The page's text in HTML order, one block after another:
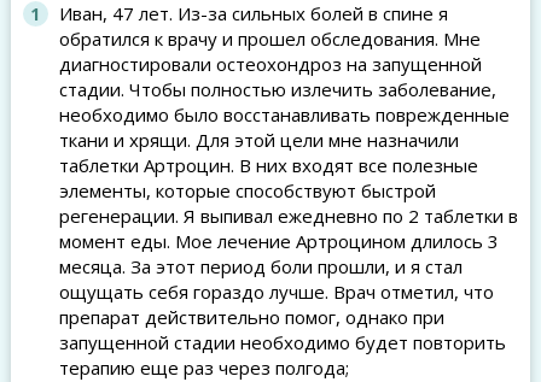
Иван, 47 лет. Из-за сильных болей в спине я
обратился к врачу и прошел обследования. Мне
диагностировали остеохондроз на запущенной
стадии. Чтобы полностью излечить заболевание,
необходимо было восстанавливать поврежденные
ткани и хрящи. Для этой цели мне назначили
таблетки Артроцин. В них входят все полезные
элементы, которые способствуют быстрой
регенерации. Я выпивал ежедневно по 2 таблетки в
момент еды. Мое лечение Артроцином длилось 3
месяца. За этот период боли прошли, и я стал
ощущать себя гораздо лучше. Врач отметил, что
препарат действительно помог, однако при
запущенной стадии необходимо будет повторить
терапию еще раз через полгода;